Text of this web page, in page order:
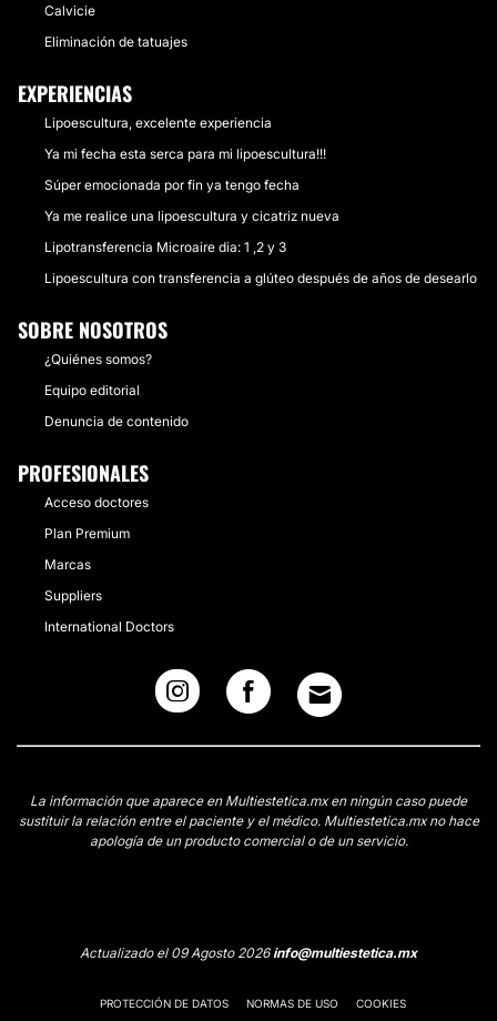
Calvicie
Eliminación de tatuajes
EXPERIENCIAS
Lipoescultura, excelente experiencia
Ya mi fecha esta serca para mi lipoescultura!!!
Súper emocionada por fin ya tengo fecha
Ya me realice una lipoescultura y cicatriz nueva
Lipotransferencia Microaire dia: 1 ,2 y 3
Lipoescultura con transferencia a glúteo después de años de desearlo
SOBRE NOSOTROS
¿Quiénes somos?
Equipo editorial
Denuncia de contenido
PROFESIONALES
Acceso doctores
Plan Premium
Marcas
Suppliers
International Doctors
La información que aparece en Multiestetica.mx en ningún caso puede
sustituir la relación entre el paciente y el médico. Multiestetica.mx no hace
apología de un producto comercial o de un servicio.
Actualizado el 09 Agosto 2026info@multiestetica.mx
PROTECCIÓN DE DATOS NORMAS DE USO COOKIES